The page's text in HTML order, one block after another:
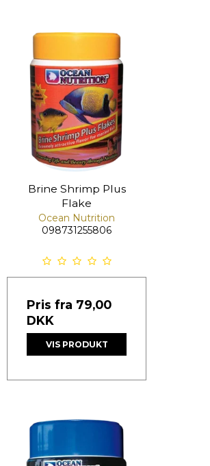
Brine Shrimp Plus
Flake
Ocean Nutrition
098731255806
Pris fra 79,00
DKK
VIS PRODUKT